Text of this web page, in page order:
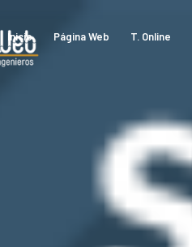
Inicio Página Web T. Online